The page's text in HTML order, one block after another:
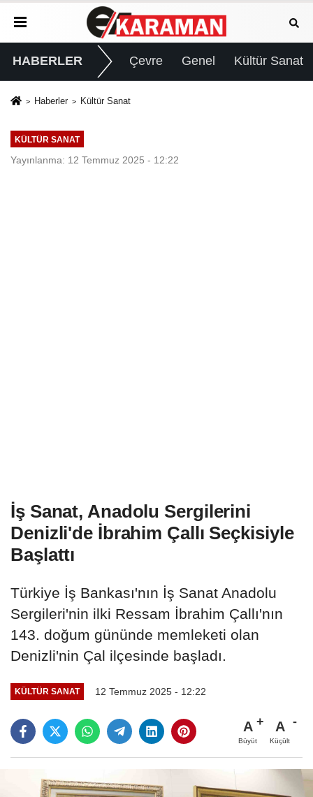
HABERLER Çevre Genel Kültür Sanat
Haberler Kültür Sanat
KÜLTÜR SANAT
Yayınlanma: 12 Temmuz 2025 - 12:22
İş Sanat, Anadolu Sergilerini
Denizli'de İbrahim Çallı Seçkisiyle
Başlattı
Türkiye İş Bankası'nın İş Sanat Anadolu
Sergileri'nin ilki Ressam İbrahim Çallı'nın
143. doğum gününde memleketi olan
Denizli'nin Çal ilçesinde başladı.
KÜLTÜR SANAT 12 Temmuz 2025 - 12:22
A
Büyüt
A
Küçült